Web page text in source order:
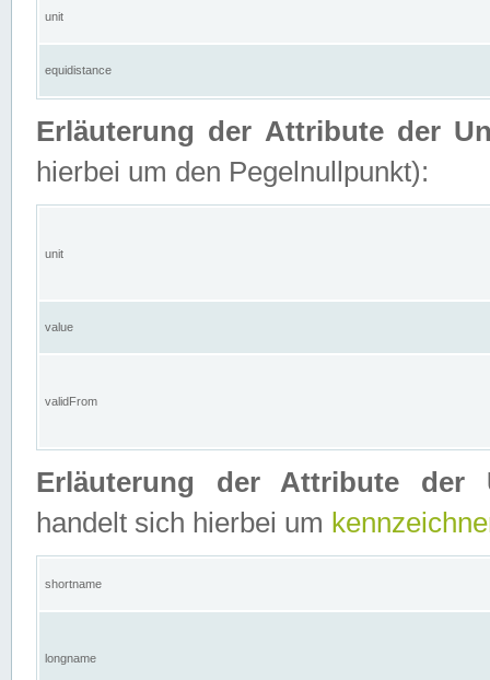
unit
equidistance
Erläuterung der Attribute der
hierbei um den Pegelnullpunkt):
unit
value
validFrom
Erläuterung der Attribute der
handelt sich hierbei um
shortname
longname